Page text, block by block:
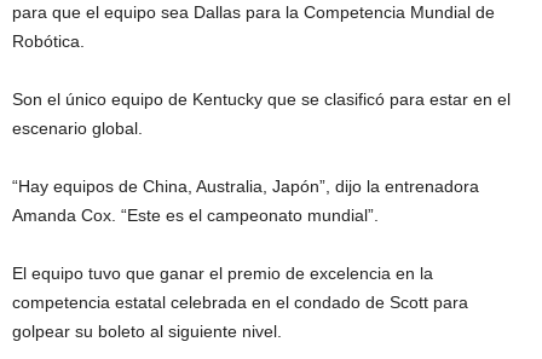
para que el equipo sea Dallas para la Competencia Mundial de
Robótica.
Son el único equipo de Kentucky que se clasificó para estar en el
escenario global.
“Hay equipos de China, Australia, Japón”, dijo la entrenadora
Amanda Cox. “Este es el campeonato mundial”.
El equipo tuvo que ganar el premio de excelencia en la
competencia estatal celebrada en el condado de Scott para
golpear su boleto al siguiente nivel.